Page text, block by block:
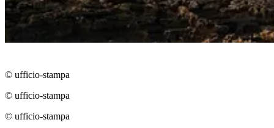
© ufficio-stampa
© ufficio-stampa
© ufficio-stampa